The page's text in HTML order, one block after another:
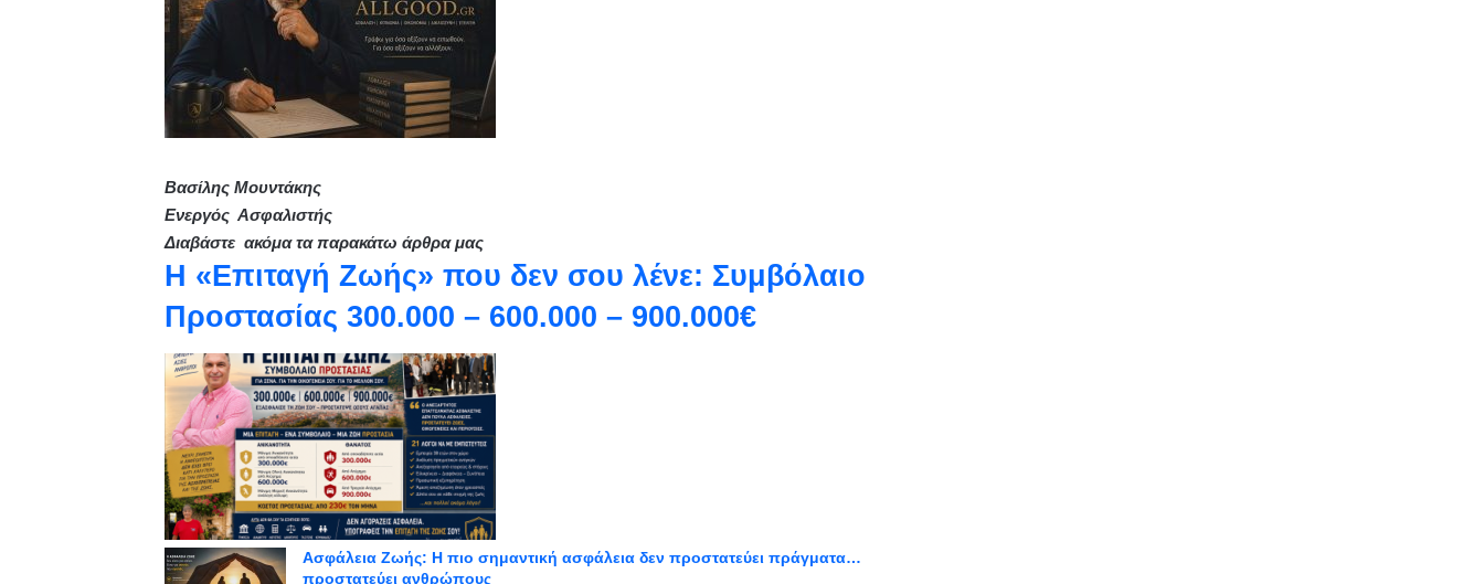
Βασίλης Μουντάκης
Ενεργός Ασφαλιστής
Διαβάστε ακόμα τα παρακάτω άρθρα μας
Η «Επιταγή Ζωής» που δεν σου λένε: Συμβόλαιο
Προστασίας 300.000 – 600.000 – 900.000€
Ασφάλεια Ζωής: Η πιο σημαντική ασφάλεια δεν προστατεύει πράγματα…
προστατεύει ανθρώπους